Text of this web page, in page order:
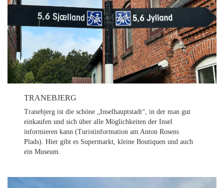
TRANEBJERG
Tranebjerg ist die schöne „Inselhauptstadt“, in der man gut
einkaufen und sich über alle Möglichkeiten der Insel
informieren kann (Turistinformation am Anton Rosens
Plads). Hier gibt es Supermarkt, kleine Boutiquen und auch
ein Museum.